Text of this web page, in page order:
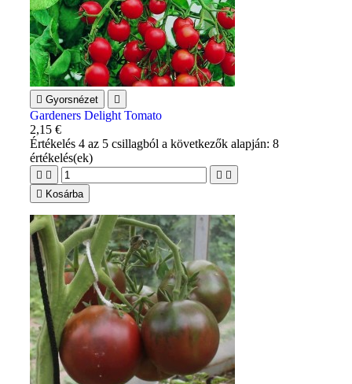
 Gyorsnézet 
Gardeners Delight Tomato
2,15 €
Értékelés4 az 5 csillagból a következők alapján:8
értékelés(ek)
   
 Kosárba